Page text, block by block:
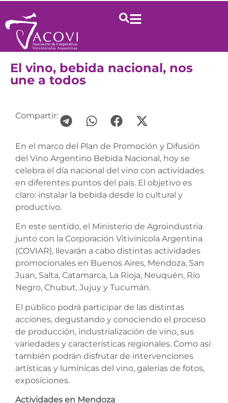
El vino, bebida nacional, nos
une a todos
Compartir:
En el marco del Plan de Promoción y Difusión
del Vino Argentino Bebida Nacional, hoy se
celebra el día nacional del vino con actividades
en diferentes puntos del país. El objetivo es
claro: instalar la bebida desde lo cultural y
productivo.
En este sentido, el Ministerio de Agroindustria
junto con la Corporación Vitivinícola Argentina
(COVIAR), llevarán a cabo distintas actividades
promocionales en Buenos Aires, Mendoza, San
Juan, Salta, Catamarca, La Rioja, Neuquén, Río
Negro, Chubut, Jujuy y Tucumán.
El público podrá participar de las distintas
acciones, degustando y conociendo el proceso
de producción, industrialización de vino, sus
variedades y características regionales. Como así
también podrán disfrutar de intervenciones
artísticas y lumínicas del vino, galerías de fotos,
exposiciones.
Actividades en Mendoza